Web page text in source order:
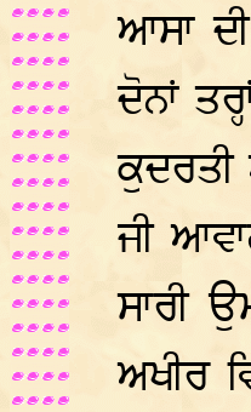
ਆਸਾ
ਦੋਨਾਂ
ਜੀ
ਸਾਰੀ
ਅਖੀਰ